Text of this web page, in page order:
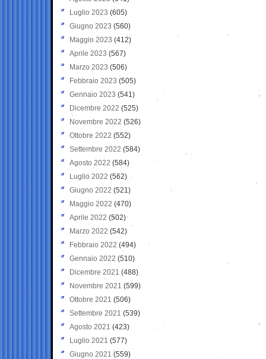
Luglio 2023 (605)
Giugno 2023 (560)
Maggio 2023 (412)
Aprile 2023 (567)
Marzo 2023 (506)
Febbraio 2023 (505)
Gennaio 2023 (541)
Dicembre 2022 (525)
Novembre 2022 (526)
Ottobre 2022 (552)
Settembre 2022 (584)
Agosto 2022 (584)
Luglio 2022 (562)
Giugno 2022 (521)
Maggio 2022 (470)
Aprile 2022 (502)
Marzo 2022 (542)
Febbraio 2022 (494)
Gennaio 2022 (510)
Dicembre 2021 (488)
Novembre 2021 (599)
Ottobre 2021 (506)
Settembre 2021 (539)
Agosto 2021 (423)
Luglio 2021 (577)
Giugno 2021(559)